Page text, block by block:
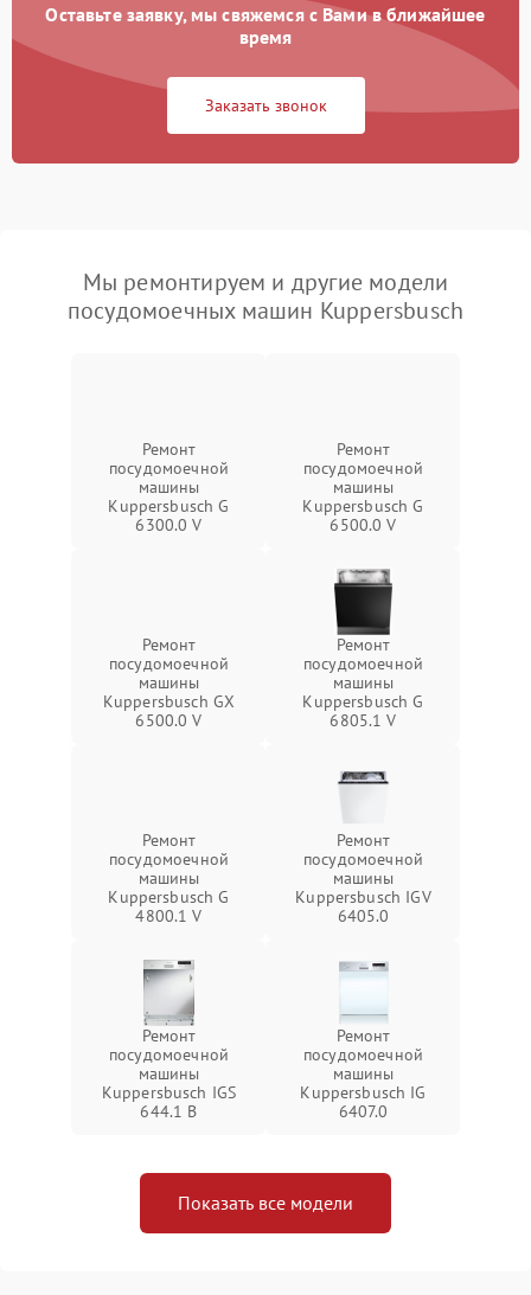
Оставьте заявку, мы свяжемся с Вами в ближайшее
время
Заказать звонок
Мы ремонтируем и другие модели
посудомоечных машин Kuppersbusch
Ремонт
посудомоечной
машины
Kuppersbusch G
6300.0 V
Ремонт
посудомоечной
машины
Kuppersbusch G
6500.0 V
Ремонт
посудомоечной
машины
Kuppersbusch GX
6500.0 V
Ремонт
посудомоечной
машины
Kuppersbusch G
6805.1 V
Ремонт
посудомоечной
машины
Kuppersbusch G
4800.1 V
Ремонт
посудомоечной
машины
Kuppersbusch IGV
6405.0
Ремонт
посудомоечной
машины
Kuppersbusch IGS
644.1 B
Ремонт
посудомоечной
машины
Kuppersbusch IG
6407.0
Показать все модели